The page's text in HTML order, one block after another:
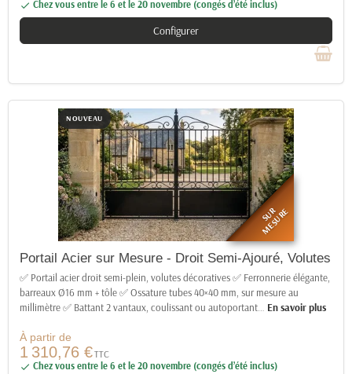
 Chez vous entre le 6 et le 20 novembre (congés d’été inclus)
Configurer
NOUVEAU
SUR
MESURE
Portail Acier sur Mesure - Droit Semi-Ajouré, Volutes
✅ Portail acier droit semi-plein, volutes décoratives ✅ Ferronnerie élégante,
barreaux Ø16 mm + tôle ✅ Ossature tubes 40×40 mm, sur mesure au
millimètre ✅ Battant 2 vantaux, coulissant ou autoportant… En savoir plus
À partir de
1 310,76 €TTC
 Chez vous entre le 6 et le 20 novembre (congés d’été inclus)